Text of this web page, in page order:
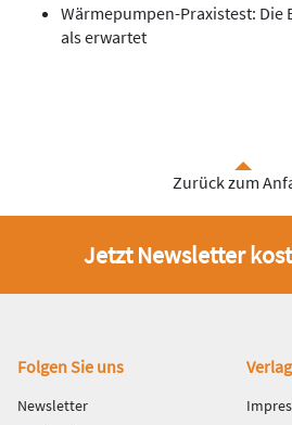
Wärmepumpen-Praxistest: Die
als erwartet
Zurück zum
Jetzt Newsletter
Fußbereich
Folgen Sie uns
Newsletter